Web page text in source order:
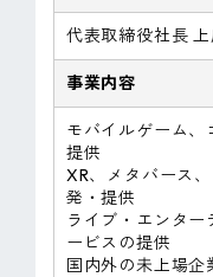
代表取締役社長
事業内容
モバイルゲーム、
提供
XR、メタバース
発・提供
ライブ・エンタ
ービスの提供
国内外の未上場企